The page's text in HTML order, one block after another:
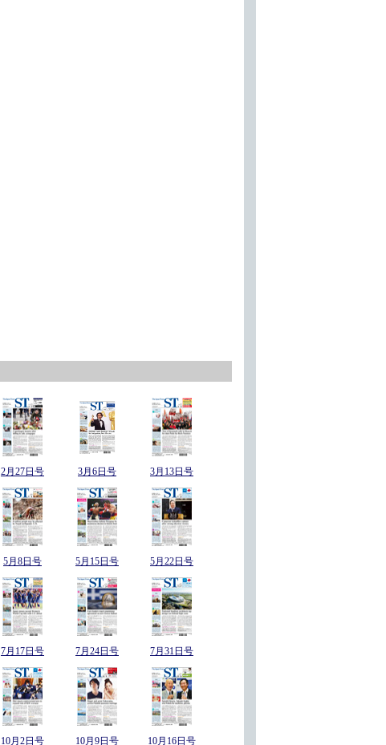
2月27日号 3月6日号 3月13日号
5月8日号 5月15日号 5月22日号
7月17日号 7月24日号 7月31日号
10月2日号 10月9日号 10月16日号